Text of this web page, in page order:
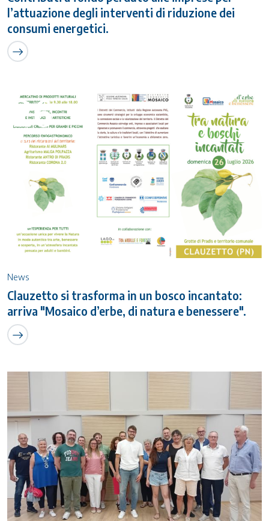
l’attuazione degli interventi di riduzione dei
consumi energetici.
26
Luglio 2026
News
Clauzetto si trasforma in un bosco incantato:
arriva "Mosaico d’erbe, di natura e benessere".